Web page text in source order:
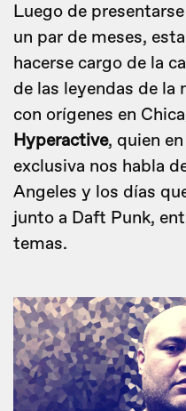
Luego de
un par de meses,
hacerse cargo de la
de las leyendas de la
con orígenes en
Hyperactive, quien
exclusiva nos habla
Angeles y los días
junto a Daft Punk,
temas.